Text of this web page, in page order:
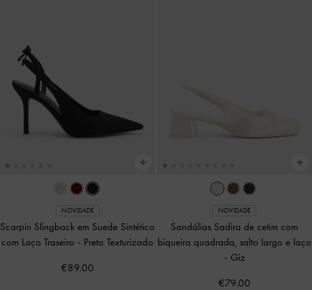
NOVIDADE
Scarpin Slingback em Suede Sintético
com Laço Traseiro - Preto Texturizado
€89.00
NOVIDADE
Sandálias Sadira de cetim com
biqueira quadrada, salto largo e laço
- Giz
€79.00